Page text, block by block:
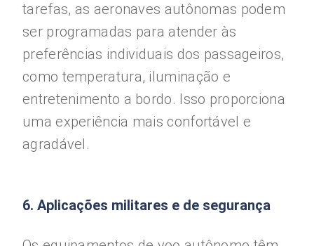
tarefas, as aeronaves autônomas podem
ser programadas para atender às
preferências individuais dos passageiros,
como temperatura, iluminação e
entretenimento a bordo. Isso proporciona
uma experiência mais confortável e
agradável.
6. Aplicações militares e de segurança